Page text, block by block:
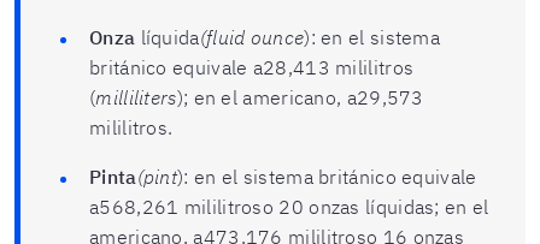
Onza líquida(fluid ounce): en el sistema
británico equivale a28,413 mililitros
(milliliters); en el americano, a29,573
mililitros.
Pinta(pint): en el sistema británico equivale
a568,261 mililitroso 20 onzas líquidas; en el
americano, a473,176 mililitroso 16 onzas